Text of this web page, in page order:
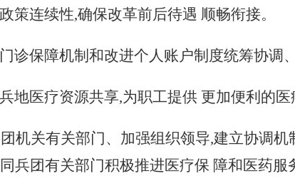
策连续性,确保改革前后待遇 顺畅衔接。
诊保障机制和改进个人账户制度统筹协调
地医疗资源共享,为职工提供 更加便利的医
机关有关部门、加强组织领导,建立协调机
兵团有关部门积极推进医疗保 障和医药